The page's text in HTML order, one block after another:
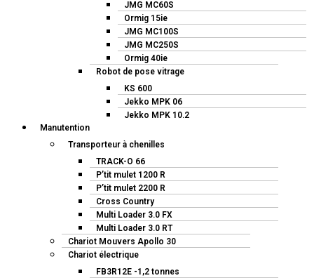
JMG MC60S
Ormig 15ie
JMG MC100S
JMG MC250S
Ormig 40ie
Robot de pose vitrage
KS 600
Jekko MPK 06
Jekko MPK 10.2
Manutention
Transporteur à chenilles
TRACK-O 66
P’tit mulet 1200 R
P’tit mulet 2200 R
Cross Country
Multi Loader 3.0 FX
Multi Loader 3.0 RT
Chariot Mouvers Apollo 30
Chariot électrique
FB3R12E -1,2 tonnes